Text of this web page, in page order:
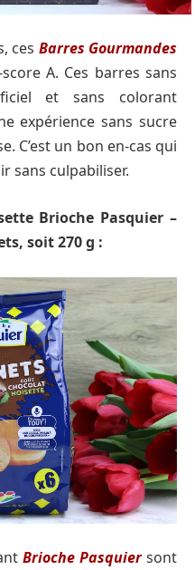
ces Barres Gourmandes
A. Ces barres sans
et sans colorant
expérience sans sucre
C’est un bon en-cas qui
sans culpabiliser.
Brioche Pasquier –
soit 270 g :
Brioche Pasquiersont